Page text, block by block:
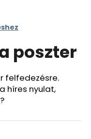
poszter
felfedezésre.
híres nyulat,